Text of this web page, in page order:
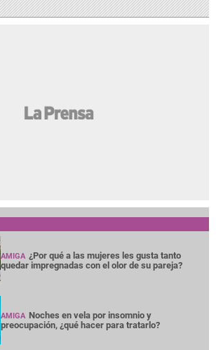
AMIGA ¿Por qué a las mujeres les gusta tanto
quedar impregnadas con el olor de su pareja?
AMIGA Noches en vela por insomnio y
preocupación, ¿qué hacer para tratarlo?